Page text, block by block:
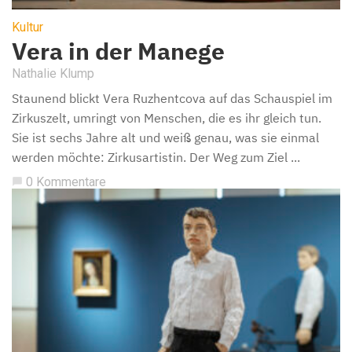
Kultur
Vera in der Manege
Nathalie Klump
Staunend blickt Vera Ruzhentcova auf das Schauspiel im
Zirkuszelt, umringt von Menschen, die es ihr gleich tun.
Sie ist sechs Jahre alt und weiß genau, was sie einmal
werden möchte: Zirkusartistin. Der Weg zum Ziel ...
chat_bubble 0 Kommentare